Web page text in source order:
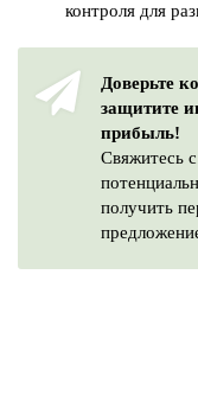
контроля для
Доверьте
защитите
прибыль!
Свяжитесь
получить